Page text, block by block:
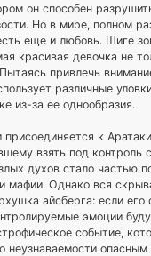
он способен
Но в мире, полном
еще и любовь. Шиге
красивая девочка не
привлечь
различные
из-за ее однообразия.
к
взять под контроль
духов стало частью
мафии. Однако вся
айсберга: если его
эмоции
событие,
неузнаваемости опасным